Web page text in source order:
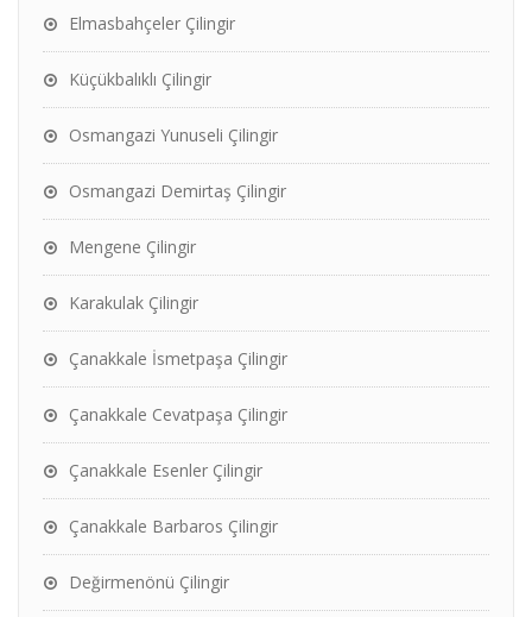
Elmasbahçeler Çilingir
Küçükbalıklı Çilingir
Osmangazi Yunuseli Çilingir
Osmangazi Demirtaş Çilingir
Mengene Çilingir
Karakulak Çilingir
Çanakkale İsmetpaşa Çilingir
Çanakkale Cevatpaşa Çilingir
Çanakkale Esenler Çilingir
Çanakkale Barbaros Çilingir
Değirmenönü Çilingir